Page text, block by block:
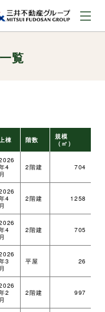
り組み
覧
棟 階数
規模
（㎡）
4
月
2階建 704
4
月
2階建 1258
4
月
2階建 705
3
月
平屋 26
2
月
2階建 997